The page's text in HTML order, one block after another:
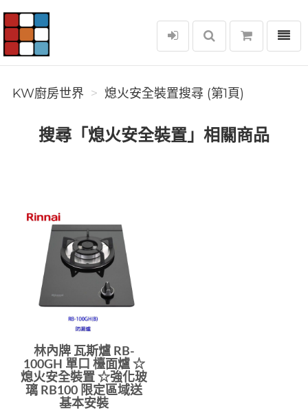
KW廚房世界
選單
KW廚房世界 熄火安全裝置搜尋 (第1頁)
搜尋「熄火安全裝置」相關商品
林內牌 瓦斯爐 RB-
100GH 單口 檯面爐 ☆
熄火安全裝置 ☆強化玻
璃 RB100 限定區域送
基本安裝